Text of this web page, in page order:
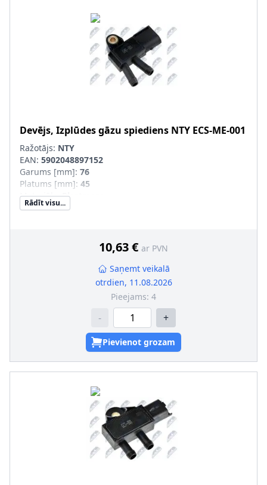
Devējs, Izplūdes gāzu spiediens NTY ECS-ME-001
Ražotājs: NTY
EAN: 5902048897152
Garums [mm]: 76
Platums [mm]: 45
Materiāls:Plastmasa
Spraudkontaktu skaits
uzstādītu sodrēju/daļiņu filtru
Ievērot servisa informāciju:
Rādīt visu...
10,63 € ar PVN
Saņemt veikalā
otrdien, 11.08.2026
Pieejams: 4
- +
Pievienot grozam